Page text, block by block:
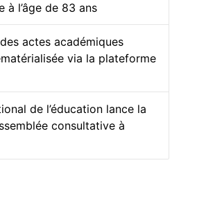
à l’âge de 83 ans
actes académiques
via la plateforme
de l’éducation lance la
consultative à